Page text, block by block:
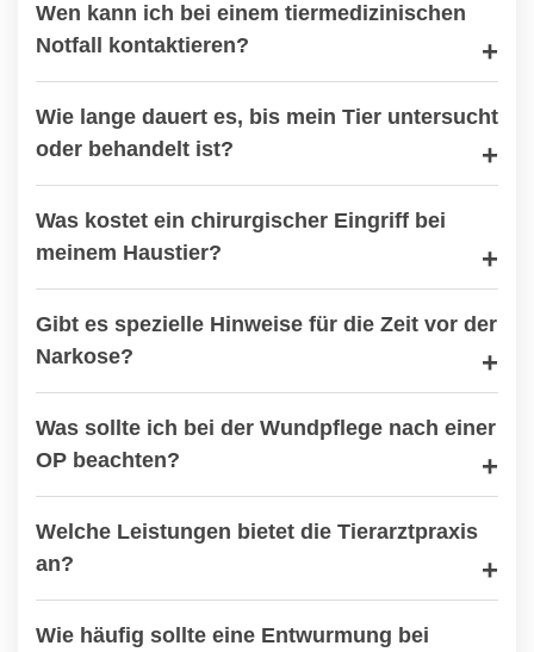
Wen kann ich bei einem tiermedizinischen
Notfall kontaktieren?
Wie lange dauert es, bis mein Tier untersucht
oder behandelt ist?
Was kostet ein chirurgischer Eingriff bei
meinem Haustier?
Gibt es spezielle Hinweise für die Zeit vor der
Narkose?
Was sollte ich bei der Wundpflege nach einer
OP beachten?
Welche Leistungen bietet die Tierarztpraxis
an?
Wie häufig sollte eine Entwurmung bei